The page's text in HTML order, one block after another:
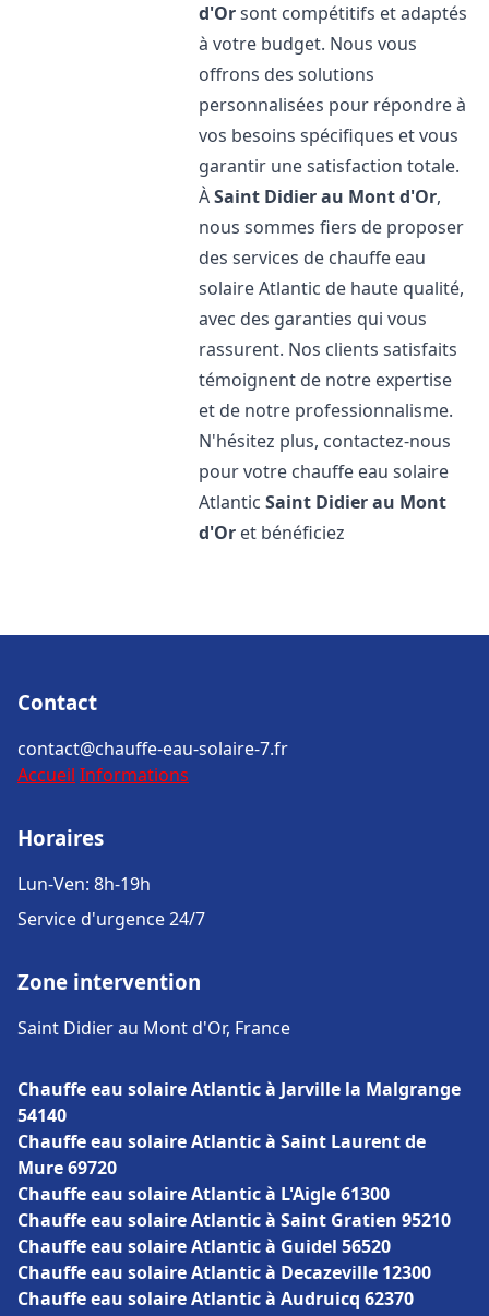
d'Orsont compétitifs et adaptés
à votre budget. Nous vous
offrons des solutions
personnalisées pour répondre à
vos besoins spécifiques et vous
garantir une satisfaction totale.
ÀSaint Didier au Mont d'Or,
nous sommes fiers de proposer
des services de chauffe eau
solaire Atlantic de haute qualité,
avec des garanties qui vous
rassurent. Nos clients satisfaits
témoignent de notre expertise
et de notre professionnalisme.
N'hésitez plus, contactez-nous
pour votre chauffe eau solaire
AtlanticSaint Didier au Mont
d'Or et bénéficiez
Contact
contact@chauffe-eau-solaire-7.fr
Accueil Informations
Horaires
Lun-Ven: 8h-19h
Service d'urgence 24/7
Zone intervention
Saint Didier au Mont d'Or, France
Chauffe eau solaire Atlantic à Jarville la Malgrange
54140
Chauffe eau solaire Atlantic à Saint Laurent de
Mure 69720
Chauffe eau solaire Atlantic à L'Aigle 61300
Chauffe eau solaire Atlantic à Saint Gratien 95210
Chauffe eau solaire Atlantic à Guidel 56520
Chauffe eau solaire Atlantic à Decazeville 12300
Chauffe eau solaire Atlantic à Audruicq 62370